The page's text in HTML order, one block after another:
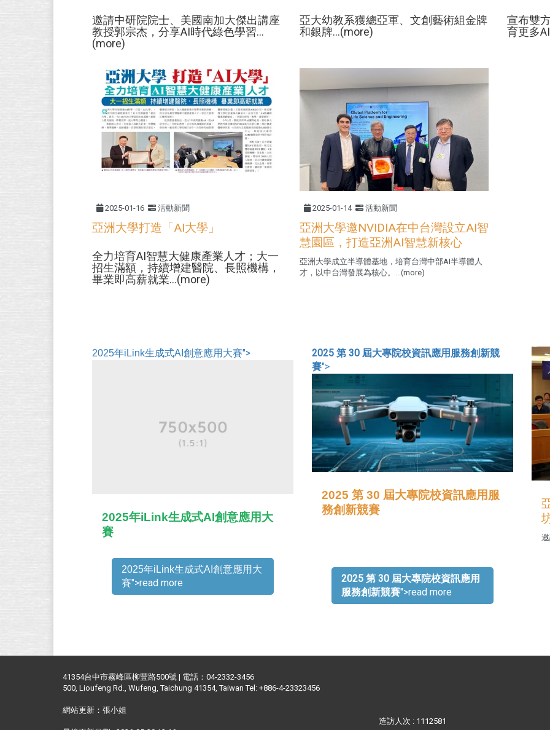
邀請中研院院士、美國南加大傑出講座
教授郭宗杰，分享AI時代綠色學習...
(more)
亞大幼教系獲總亞軍、文創藝術組金牌
和銀牌...(more)
宣布雙
育更多
2025-01-16 活動新聞
亞洲大學打造「AI大學」
全力培育AI智慧大健康產業人才；大一
招生滿額，持續增建醫院、長照機構，
畢業即高薪就業...(more)
2025-01-14 活動新聞
亞洲大學邀NVIDIA在中台灣設立AI智
慧園區，打造亞洲AI智慧新核心
亞洲大學成立半導體基地，培育台灣中部AI半導體人
才，以中台灣發展為核心。...(more)
2025年iLink生成式AI創意應用大賽">
2025年iLink生成式AI創意應用大
賽
2025年iLink生成式AI創意應用大
賽">read more
2025 第 30 屆大專院校資訊應用服務創新競
賽">
2025 第 30 屆大專院校資訊應用服
務創新競賽
2025 第 30 屆大專院校資訊應用
服務創新競賽">read more
41354台中市霧峰區柳豐路500號 | 電話：04-2332-3456
500, Lioufeng Rd., Wufeng, Taichung 41354, Taiwan Tel: +886-4-23323456
網站更新：張小姐
造訪人次 : 1112581